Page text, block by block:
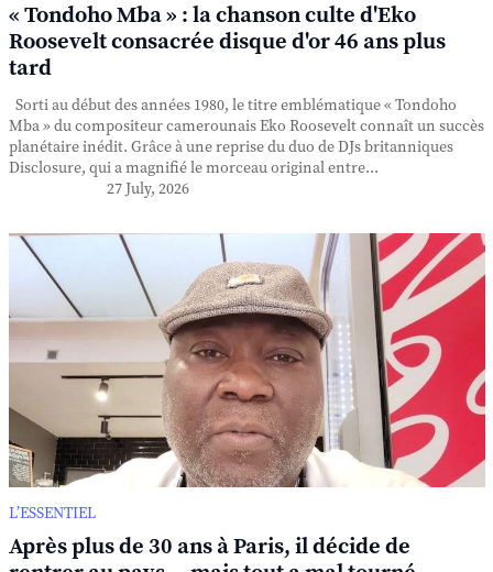
« Tondoho Mba » : la chanson culte d'Eko
Roosevelt consacrée disque d'or 46 ans plus
tard
Sorti au début des années 1980, le titre emblématique « Tondoho
Mba » du compositeur camerounais Eko Roosevelt connaît un succès
planétaire inédit. Grâce à une reprise du duo de DJs britanniques
Disclosure, qui a magnifié le morceau original entre...
27 July, 2026
L’ESSENTIEL
Après plus de 30 ans à Paris, il décide de